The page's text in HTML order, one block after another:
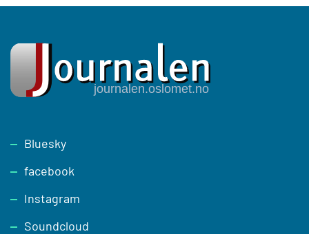
Footer
Bluesky
facebook
Instagram
Soundcloud